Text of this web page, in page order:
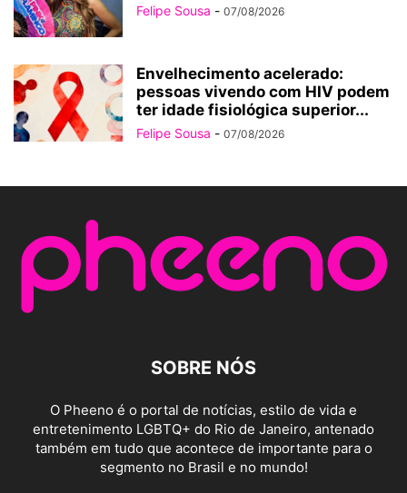
Felipe Sousa - 07/08/2026
Envelhecimento acelerado:
pessoas vivendo com HIV podem
ter idade fisiológica superior...
Felipe Sousa - 07/08/2026
SOBRE NÓS
O Pheeno é o portal de notícias, estilo de vida e
entretenimento LGBTQ+ do Rio de Janeiro, antenado
também em tudo que acontece de importante para o
segmento no Brasil e no mundo!